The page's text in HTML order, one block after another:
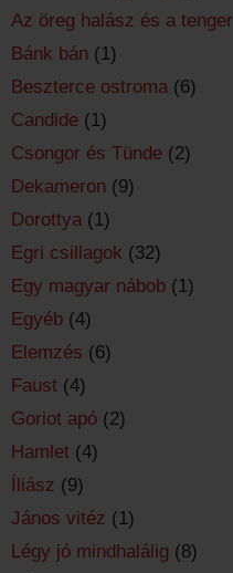
Az öreg halász és a tenger
Bánk bán (1)
Beszterce ostroma (6)
Candide (1)
Csongor és Tünde (2)
Dekameron (9)
Dorottya (1)
Egri csillagok (32)
Egy magyar nábob (1)
Egyéb (4)
Elemzés (6)
Faust (4)
Goriot apó (2)
Hamlet (4)
Íliász (9)
János vitéz (1)
Légy jó mindhalálig (8)